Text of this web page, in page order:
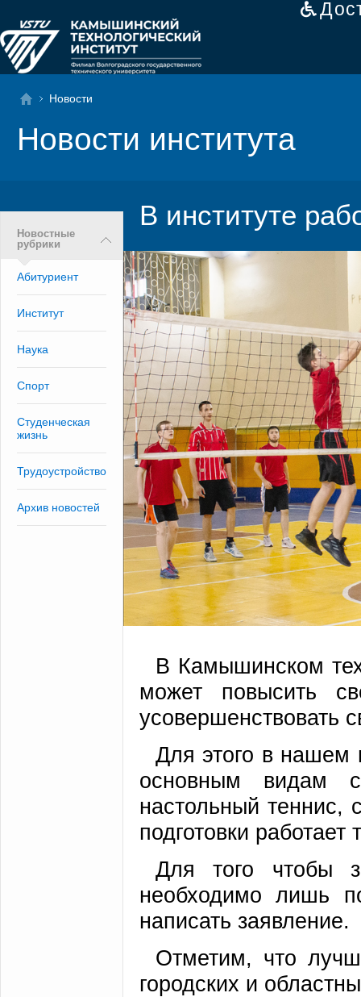
Новости
Новости института
Новостные
рубрики
Абитуриент
Институт
Наука
Спорт
Студенческая
жизнь
Трудоустройство
Архив новостей
В институте
В Камышинском
может повысить
усовершенствовать
Для этого в нашем
основным видам
настольный теннис,
подготовки
Для того чтобы
необходимо лишь
написать заявление.
Отметим, что
городских и